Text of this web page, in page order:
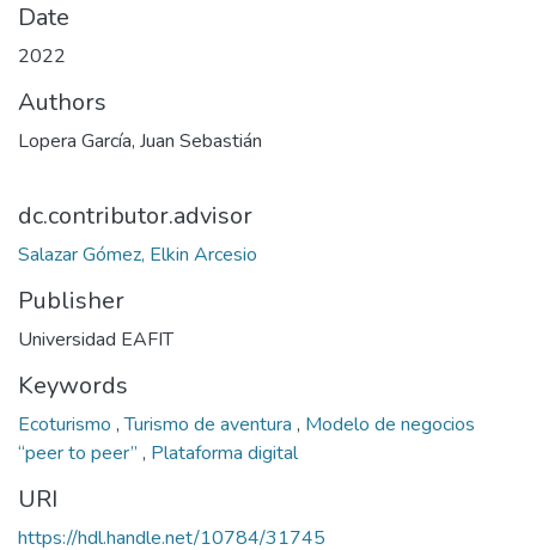
Date
2022
Authors
Lopera García, Juan Sebastián
dc.contributor.advisor
Salazar Gómez, Elkin Arcesio
Publisher
Universidad EAFIT
Keywords
Ecoturismo ,Turismo de aventura , Modelo de negocios
“peer to peer” , Plataforma digital
URI
https://hdl.handle.net/10784/31745